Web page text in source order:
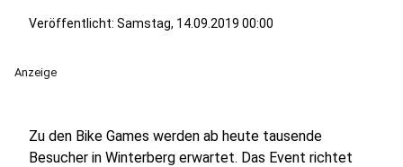
Veröffentlicht: Samstag, 14.09.2019 00:00
Anzeige
Zu den Bike Games werden ab heute tausende
Besucher in Winterberg erwartet. Das Event richtet